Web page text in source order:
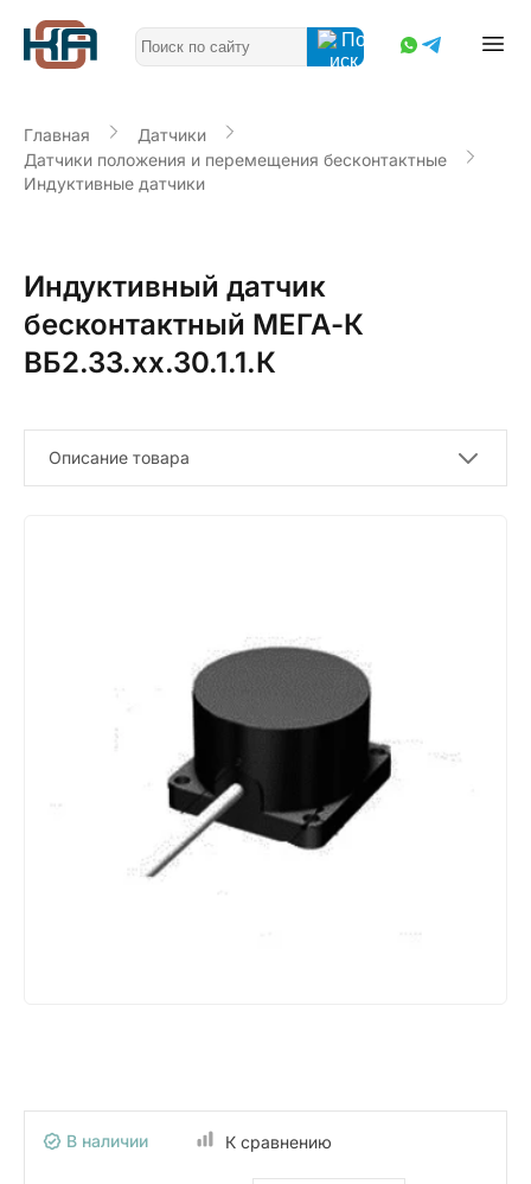
Главная
Датчики
Датчики положения и перемещения бесконтактные
Индуктивные датчики
Индуктивный датчик
бесконтактный МЕГА-К
ВБ2.33.xx.30.1.1.К
Описание товара
В наличии К сравнению